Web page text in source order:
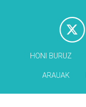
HONI BURUZ
ARAUAK